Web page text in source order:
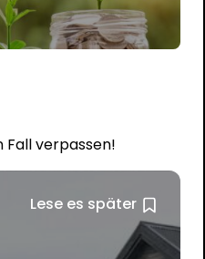
Fall verpassen!
Lese es später